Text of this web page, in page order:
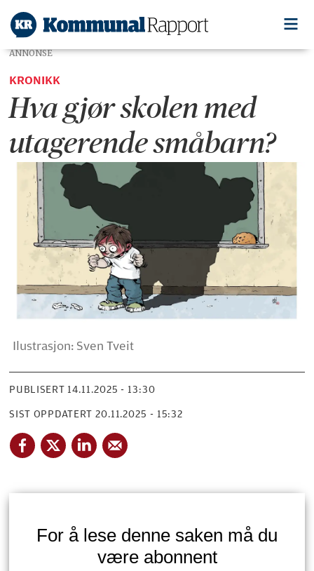
ANNONSE
KRONIKK
Hva gjør skolen med
utagerende småbarn?
Ilustrasjon: Sven Tveit
PUBLISERT 14.11.2025 - 13:30
SIST OPPDATERT 20.11.2025 - 15:32
For å lese denne saken må du
være abonnent